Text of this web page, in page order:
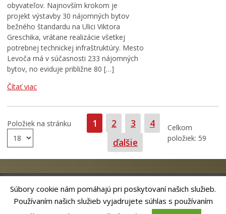
obyvateľov. Najnovším krokom je
projekt výstavby 30 nájomných bytov
bežného štandardu na Ulici Viktora
Greschika, vrátane realizácie všetkej
potrebnej technickej infraštruktúry. Mesto
Levoča má v súčasnosti 233 nájomných
bytov, no eviduje približne 80 […]
Čítať viac
Položiek na stránku Strana
1 Strana
2 Strana
3 Strana
4
ďalšie
Celkom
položiek: 59
RiešenieANTIK SMART CITY
| Technický prevádzkovateľ – MVI
Súbory cookie nám pomáhajú pri poskytovaní našich služieb.
Používaním našich služieb vyjadrujete súhlas s používaním